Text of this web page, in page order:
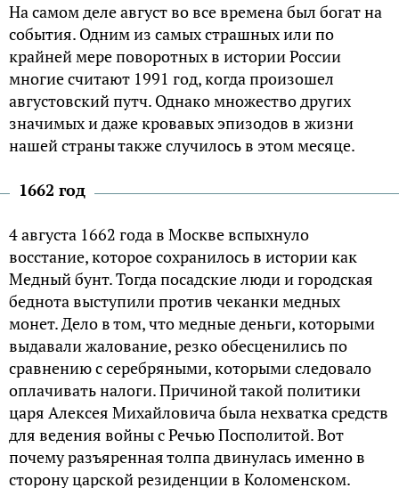
На самом деле август во все времена был богат на
события. Одним из самых страшных или по
крайней мере поворотных в истории России
многие считают 1991 год, когда произошел
августовский путч. Однако множество других
значимых и даже кровавых эпизодов в жизни
нашей страны также случилось в этом месяце.
1662 год
4 августа 1662 года в Москве вспыхнуло
восстание, которое сохранилось в истории как
Медный бунт. Тогда посадские люди и городская
беднота выступили против чеканки медных
монет. Дело в том, что медные деньги, которыми
выдавали жалование, резко обесценились по
сравнению с серебряными, которыми следовало
оплачивать налоги. Причиной такой политики
царя Алексея Михайловича была нехватка средств
для ведения войны с Речью Посполитой. Вот
почему разъяренная толпа двинулась именно в
сторону царской резиденции в Коломенском.